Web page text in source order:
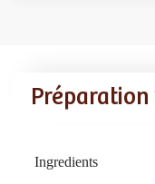
Préparation
Ingredients